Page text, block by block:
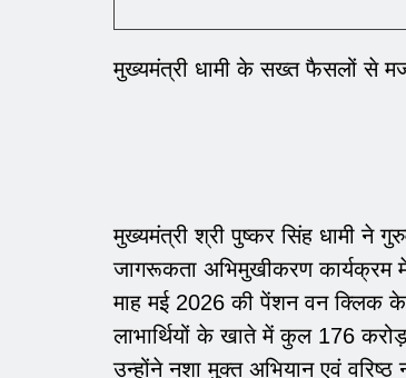
मुख्यमंत्री धामी के सख्त फैसलों से
मुख्यमंत्री श्री पुष्कर सिंह धामी ने
जागरूकता अभिमुखीकरण कार्यक्रम
माह मई 2026 की पेंशन वन क्लिक के
लाभार्थियों के खाते में कुल 176
उन्होंने नशा मुक्त अभियान एवं